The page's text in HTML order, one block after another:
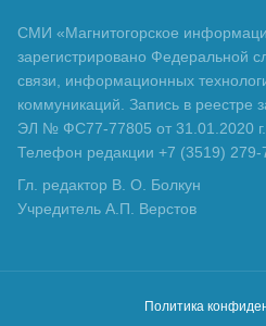
СМИ «Магнитогорское
зарегистрировано Федеральной
связи, информационных
коммуникаций. Запись в реестре
ЭЛ № ФС77-77805 от 31.01.2020
Телефон редакции +7 (3519) 279-
Гл. редактор В. О. Болкун
Учредитель А.П. Верстов
Политика